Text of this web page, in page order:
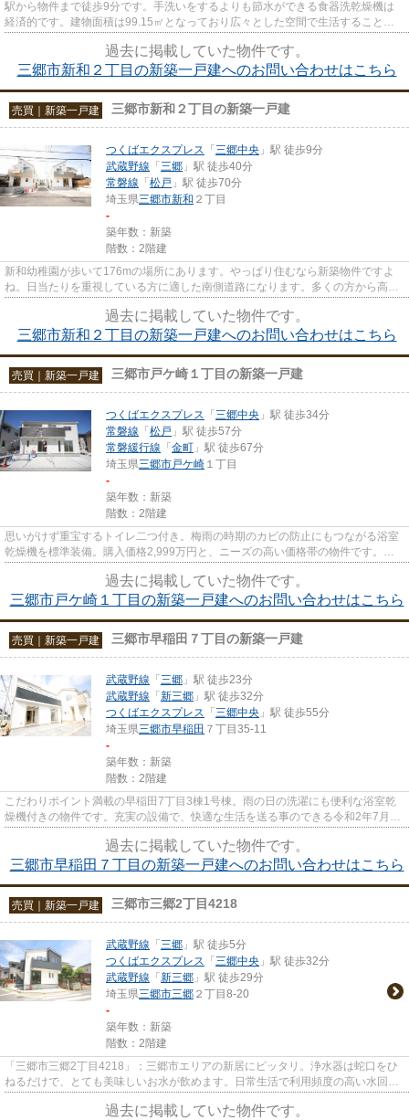
駅から物件まで徒歩9分です。手洗いをするよりも節水ができる食器洗乾燥機は
経済的です。建物面積は99.15㎡となっており広々とした空間で生活することが
過去に掲載していた物件です。
三郷市新和２丁目の新築一戸建へのお問い合わせはこちら
売買｜新築一戸建 三郷市新和２丁目の新築一戸建
つくばエクスプレス 「 三郷中央 」駅 徒歩9分
武蔵野線 「 三郷 」駅 徒歩40分
常磐線 「 松戸 」駅 徒歩70分
埼玉県三郷市新和 ２丁目
-
築年数：新築
階数：2階建
新和幼稚園が歩いて176mの場所にあります。やっぱり住むなら新築物件ですよ
ね。日当たりを重視している方に適した南側道路になります。多くの方から高い
過去に掲載していた物件です。
三郷市新和２丁目の新築一戸建へのお問い合わせはこちら
売買｜新築一戸建 三郷市戸ケ崎１丁目の新築一戸建
つくばエクスプレス 「 三郷中央 」駅 徒歩34分
常磐線 「 松戸 」駅 徒歩57分
常磐緩行線 「 金町 」駅 徒歩67分
埼玉県三郷市戸ケ崎 １丁目
-
築年数：新築
階数：2階建
思いがけず重宝するトイレ二つ付き。梅雨の時期のカビの防止にもつながる浴室
乾燥機を標準装備。購入価格2,999万円と、ニーズの高い価格帯の物件です。落
過去に掲載していた物件です。
三郷市戸ケ崎１丁目の新築一戸建へのお問い合わせはこちら
売買｜新築一戸建 三郷市早稲田７丁目の新築一戸建
武蔵野線 「 三郷 」駅 徒歩23分
武蔵野線 「 新三郷 」駅 徒歩32分
つくばエクスプレス 「 三郷中央 」駅 徒歩55分
埼玉県三郷市早稲田 ７丁目35-11
-
築年数：新築
階数：2階建
こだわりポイント満載の早稲田7丁目3棟1号棟。雨の日の洗濯にも便利な浴室乾
燥機付きの物件です。充実の設備で、快適な生活を送る事のできる令和2年7月築
過去に掲載していた物件です。
三郷市早稲田７丁目の新築一戸建へのお問い合わせはこちら
売買｜新築一戸建 三郷市三郷2丁目4218
武蔵野線 「 三郷 」駅 徒歩5分
つくばエクスプレス 「 三郷中央 」駅 徒歩32分
武蔵野線 「 新三郷 」駅 徒歩29分
埼玉県三郷市三郷 ２丁目8-20
-
築年数：新築
階数：2階建
「三郷市三郷2丁目4218」：三郷市エリアの新居にピッタリ。浄水器は蛇口をひ
ねるだけで、とても美味しいお水が飲めます。日常生活で利用頻度の高い水回り
過去に掲載していた物件です。